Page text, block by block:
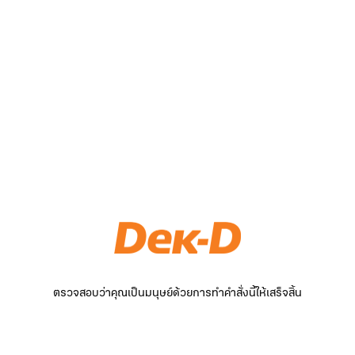
ตรวจสอบว่าคุณเป็นมนุษย์ด้วยการทำคำสั่งนี้ให้เสร็จสิ้น